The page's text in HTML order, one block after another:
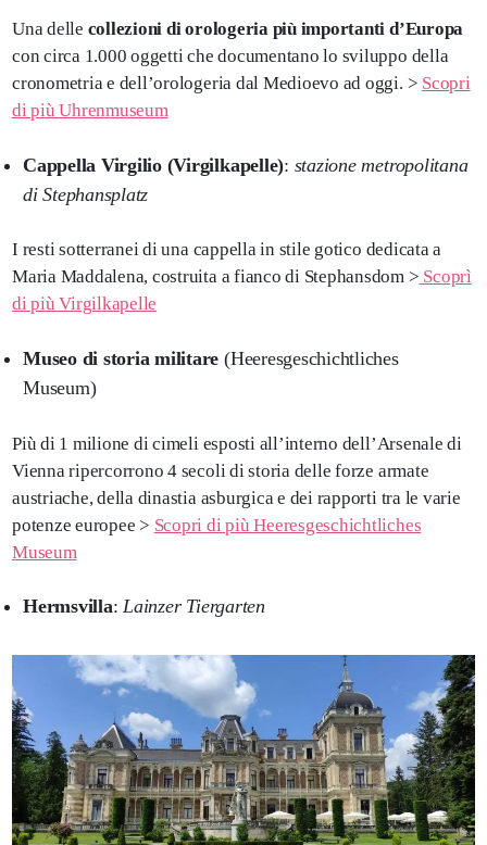
Una delle collezioni di orologeria più importanti d’Europa
con circa 1.000 oggetti che documentano lo sviluppo della
cronometria e dell’orologeria dal Medioevo ad oggi. > Scopri
di più Uhrenmuseum
Cappella Virgilio (Virgilkapelle): stazione metropolitana
di Stephansplatz
I resti sotterranei di una cappella in stile gotico dedicata a
Maria Maddalena, costruita a fianco di Stephansdom > Scoprì
di più Virgilkapelle
Museo di storia militare (Heeresgeschichtliches
Museum)
Più di 1 milione di cimeli esposti all’interno dell’Arsenale di
Vienna ripercorrono 4 secoli di storia delle forze armate
austriache, della dinastia asburgica e dei rapporti tra le varie
potenze europee > Scopri di più Heeresgeschichtliches
Museum
Hermsvilla:Lainzer Tiergarten